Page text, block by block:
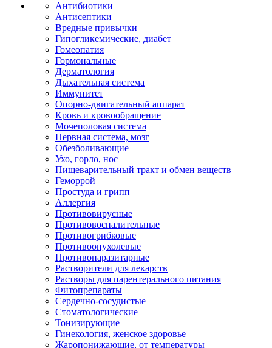
Антибиотики
Антисептики
Вредные привычки
Гипогликемические, диабет
Гомеопатия
Гормональные
Дерматология
Дыхательная система
Иммунитет
Опорно-двигательный аппарат
Кровь и кровообращение
Мочеполовая система
Нервная система, мозг
Обезболивающие
Ухо, горло, нос
Пищеварительный тракт и обмен веществ
Геморрой
Простуда и грипп
Аллергия
Противовирусные
Противовоспалительные
Противогрибковые
Противоопухолевые
Противопаразитарные
Растворители для лекарств
Растворы для парентерального питания
Фитопрепараты
Сердечно-сосудистые
Стоматологические
Тонизирующие
Гинекология, женское здоровье
Жаропонижающие, от температуры